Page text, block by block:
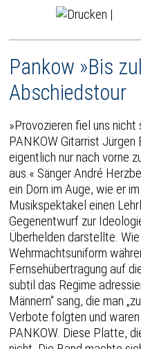
|
Pankow »Bis
Abschiedstour
»Provozieren fiel uns
PANKOW Gitarrist Jürgen
eigentlich nur nach vorne
aus.« Sänger André
ein Dorn im Auge, wie er
Musikspektakel einen
Gegenentwurf zur
Überhelden darstellte.
Wehrmachtsuniform
Fernsehübertragung auf
subtil das Regime
Männern“ sang, die man
Verbote folgten und
PANKOW. Diese Platte,